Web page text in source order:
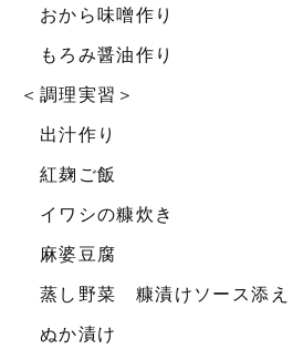
おから味噌作り
もろみ醤油作り
＜調理実習＞
出汁作り
紅麹ご飯
イワシの糠炊き
麻婆豆腐
蒸し野菜 糠漬けソース添え
ぬか漬け